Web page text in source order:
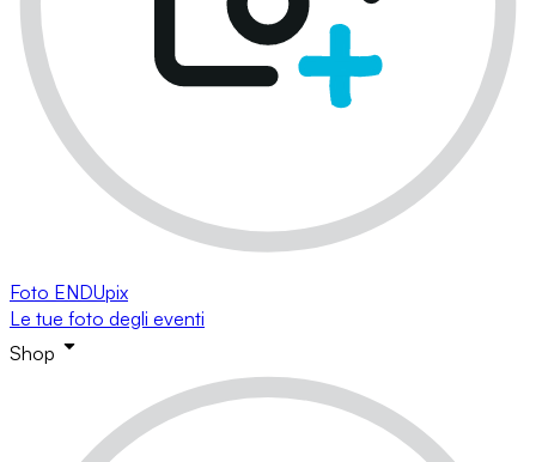
Foto ENDUpix
Le tue foto degli eventi
Shop